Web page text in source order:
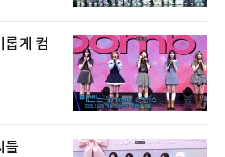
롭게 컴
들